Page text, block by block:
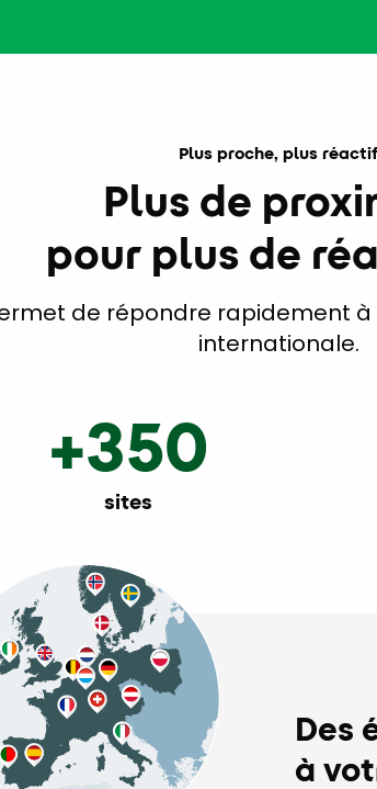
Plus proche, plus réactif
Plus de
pour plus de
de répondre rapidement
internationale.
+350
sites
Des
à